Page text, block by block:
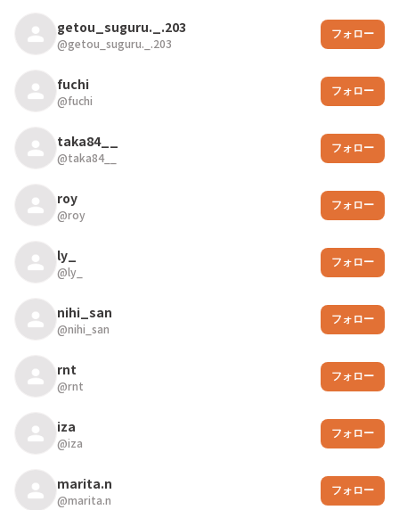
getou_suguru._.203
@getou_suguru._.203
フォロー
fuchi
@fuchi
フォロー
taka84__
@taka84__
フォロー
roy
@roy
フォロー
ly_
@ly_
フォロー
nihi_san
@nihi_san
フォロー
rnt
@rnt
フォロー
iza
@iza
フォロー
marita.n
@marita.n
フォロー